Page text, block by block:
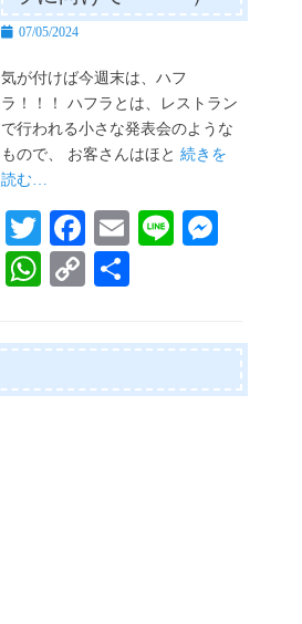
投
日
07/05/2024
気が付けば今週末は、ハフ
ラ！！！ ハフラとは、レストラン
で行われる小さな発表会のような
もので、 お客さんはほと続きを
読む…
T
wi
tte
r
Fa
ce
bo
ok
E
Li
ng
er
W
ts
C
y